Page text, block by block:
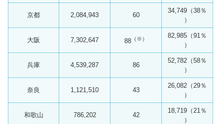
京都 2,084,943 60
34,749（38％
）
大阪 7,302,647 88 （※）
82,985（91％
）
兵庫 4,539,287 86
52,782（58％
）
奈良 1,121,510 43
26,082（29％
）
和歌山 786,202 42
18,719（21％
）